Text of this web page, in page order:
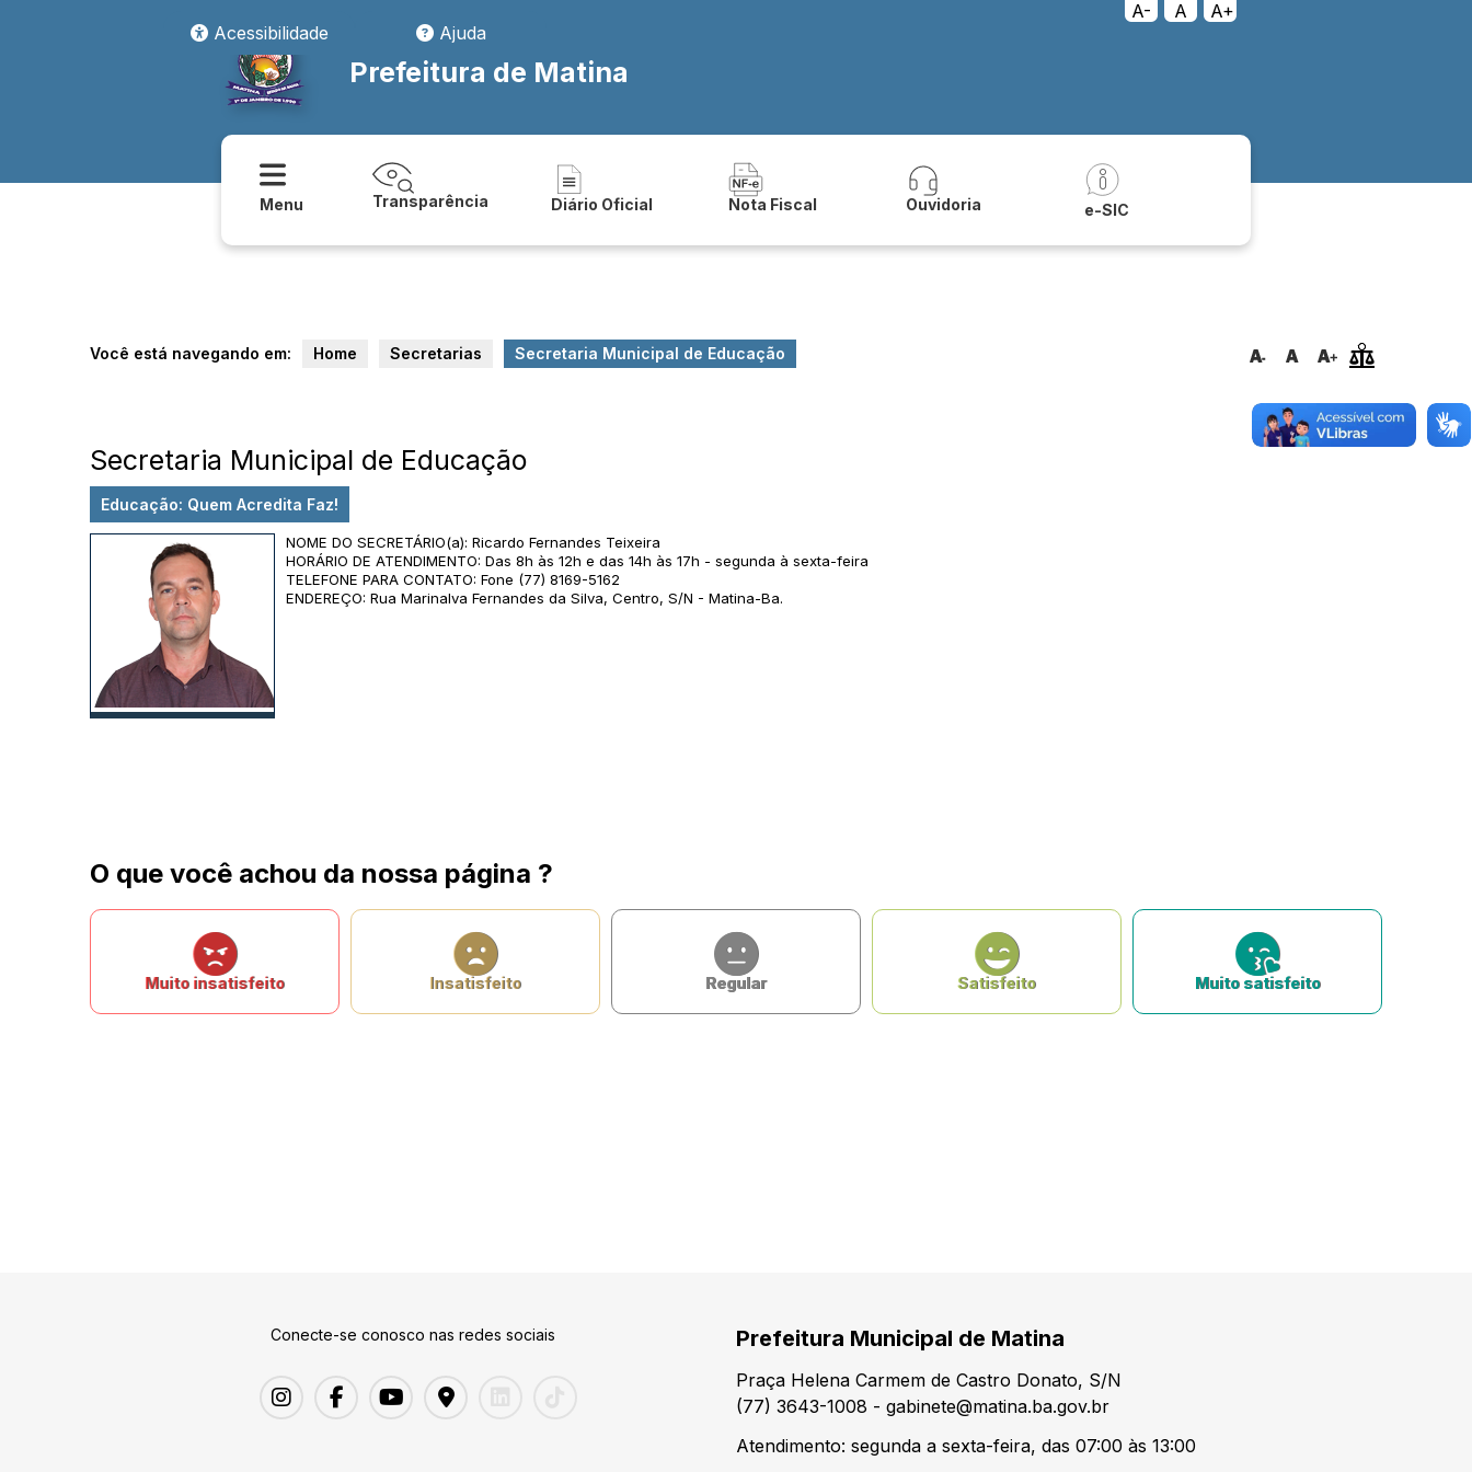
A- A
A+
Acessibilidade
Ajuda
Prefeitura de Matina
Menu Transparência Diário Oficial Nota Fiscal Ouvidoria e-SIC
Você está navegando em: Home Secretarias Secretaria Municipal de Educação
Secretaria Municipal de Educação
Educação: Quem Acredita Faz!
NOME DO SECRETÁRIO(a): Ricardo Fernandes Teixeira
HORÁRIO DE ATENDIMENTO: Das 8h às 12h e das 14h às 17h - segunda à sexta-feira
TELEFONE PARA CONTATO: Fone (77) 8169-5162
ENDEREÇO: Rua Marinalva Fernandes da Silva, Centro, S/N - Matina-Ba.
O que você achou da nossa página ?
Muito insatisfeito Insatisfeito Regular Satisfeito Muito satisfeito
Conecte-se conosco nas redes sociais Prefeitura Municipal de Matina
Praça Helena Carmem de Castro Donato, S/N
(77) 3643-1008 - gabinete@matina.ba.gov.br
Atendimento: segunda a sexta-feira, das 07:00 às 13:00